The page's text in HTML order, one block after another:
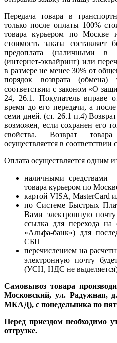
Передача товара в
только после оплаты 100%
товара курьером по Москве
стоимость заказа
предоплата (наличными в
(интернет-эквайринг) или
в размере не менее 30% от
порядок возврата (обмена)
соответствии с законом «О
24, 26.1. Покупатель вправе
время до его передачи, а
семи дней. (ст. 26.1 п.4)
возможен, если сохранен его
свойства. Возврат
осуществляется в соответствии
Оплата осуществляется одним
наличными средствами
товара курьером по
картой VISA, MasterCard
по Системе Быстрых
Вами электронную
ссылка для перехода
«Альфа-банк») для
СБП
перечислением на
электронную почту
(УСН, НДС не
Самовывоз товара
Московский, ул. Радужная,
МКАД), с понедельника по
Перед приездом необходимо
отгрузке.